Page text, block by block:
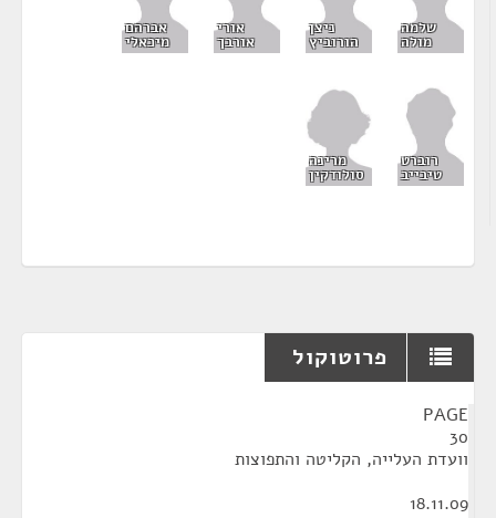
שלמה
מולה
ניצן
הורוביץ
אורי
אורבך
אברהם
מיכאלי
רוברט
טיבייב
מרינה
סולודקין
פרוטוקול
PAGE
30
וועדת העלייה, הקליטה והתפוצות
18.11.09